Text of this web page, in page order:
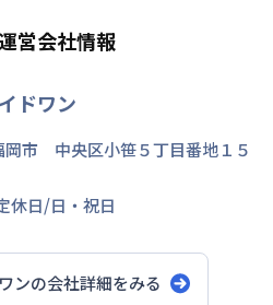
営会社情報
ドワン
岡市 中央区小笹５丁目番地１５
休日/日・祝日
ンの会社詳細をみる